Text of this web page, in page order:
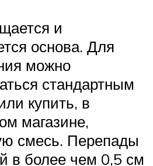
и
основа. Для
можно
стандартным
купить, в
магазине,
смесь. Перепады
в более чем 0,5 см